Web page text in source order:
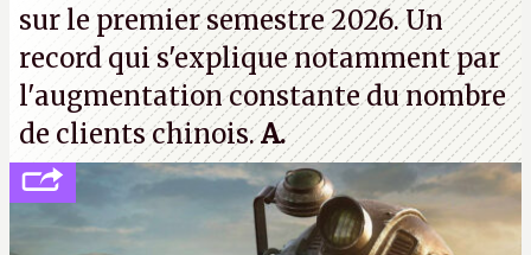
sur le premier semestre 2026. Un
record qui s'explique notamment par
l'augmentation constante du nombre
de clients chinois.A.